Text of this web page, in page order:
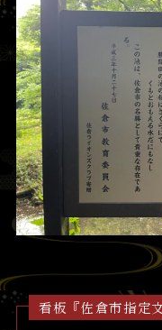
看板『佐倉市指定